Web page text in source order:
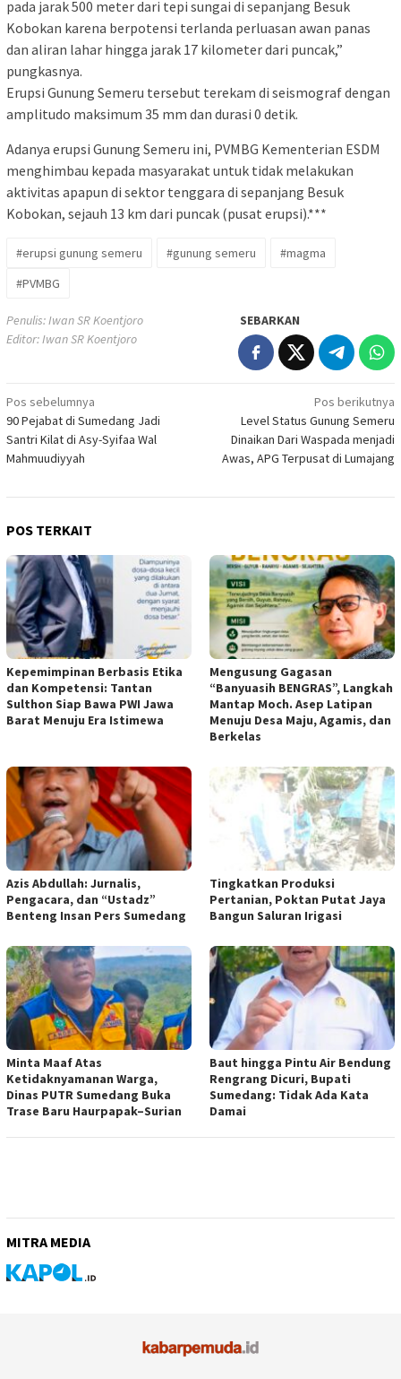
pada jarak 500 meter dari tepi sungai di sepanjang Besuk
Kobokan karena berpotensi terlanda perluasan awan panas
dan aliran lahar hingga jarak 17 kilometer dari puncak,”
pungkasnya.
Erupsi Gunung Semeru tersebut terekam di seismograf dengan
amplitudo maksimum 35 mm dan durasi 0 detik.
Adanya erupsi Gunung Semeru ini, PVMBG Kementerian ESDM
menghimbau kepada masyarakat untuk tidak melakukan
aktivitas apapun di sektor tenggara di sepanjang Besuk
Kobokan, sejauh 13 km dari puncak (pusat erupsi).***
#erupsi gunung semeru #gunung semeru
#magma
#PVMBG
Penulis: Iwan SR Koentjoro
Editor: Iwan SR Koentjoro
SEBARKAN
Navigasi
pos
Pos sebelumnya
90 Pejabat di Sumedang Jadi
Santri Kilat di Asy-Syifaa Wal
Mahmuudiyyah
Pos berikutnya
Level Status Gunung Semeru
Dinaikan Dari Waspada menjadi
Awas, APG Terpusat di Lumajang
POS TERKAIT
Kepemimpinan Berbasis Etika
dan Kompetensi: Tantan
Sulthon Siap Bawa PWI Jawa
Barat Menuju Era Istimewa
Mengusung Gagasan
“Banyuasih BENGRAS”, Langkah
Mantap Moch. Asep Latipan
Menuju Desa Maju, Agamis, dan
Berkelas
Azis Abdullah: Jurnalis,
Pengacara, dan “Ustadz”
Benteng Insan Pers Sumedang
Tingkatkan Produksi
Pertanian, Poktan Putat Jaya
Bangun Saluran Irigasi
Minta Maaf Atas
Ketidaknyamanan Warga,
Dinas PUTR Sumedang Buka
Trase Baru Haurpapak–Surian
Baut hingga Pintu Air Bendung
Rengrang Dicuri, Bupati
Sumedang: Tidak Ada Kata
Damai
MITRA MEDIA